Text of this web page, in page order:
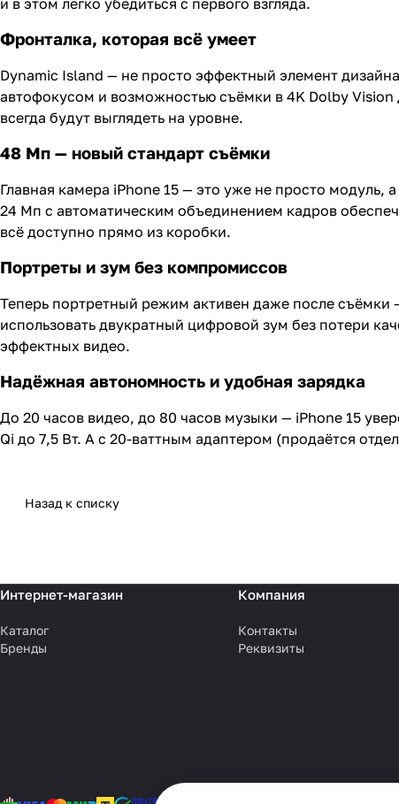
и в этом легко убедиться с первого взгляда.
Фронталка, которая всё умеет
Dynamic Island — не просто эффектный элемент
автофокусом и возможностью съёмки в 4K Dolby
всегда будут выглядеть на уровне.
48 Мп — новый стандарт съёмки
Главная камера iPhone 15 — это уже не просто
24 Мп с автоматическим объединением кадров
всё доступно прямо из коробки.
Портреты и зум без компромиссов
Теперь портретный режим активен даже после
использовать двукратный цифровой зум без потери
эффектных видео.
Надёжная автономность и удобная зарядка
До 20 часов видео, до 80 часов музыки — iPhone 15
Qi до 7,5 Вт. А с 20-ваттным адаптером (продаётся
Назад к списку
Интернет-магазин
Каталог
Бренды
Компания
Контакты
Реквизиты